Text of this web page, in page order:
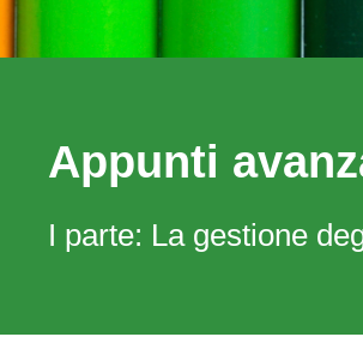
Appunti
I parte: La gestione